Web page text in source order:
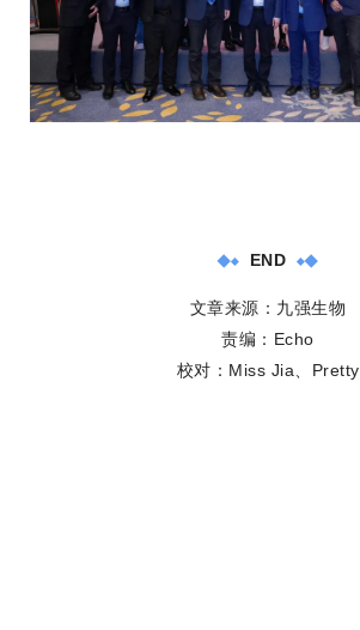
END
文章来源：九强生物
责编：Echo
校对：Miss Jia、Pretty